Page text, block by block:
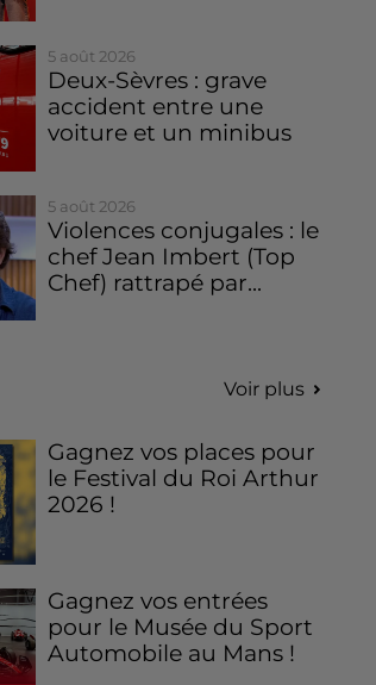
5 août 2026
Deux-Sèvres : grave
accident entre une
voiture et un minibus
5 août 2026
Violences conjugales : le
chef Jean Imbert (Top
Chef) rattrapé par...
Voir plus
Gagnez vos places pour
le Festival du Roi Arthur
2026 !
Gagnez vos entrées
pour le Musée du Sport
Automobile au Mans !